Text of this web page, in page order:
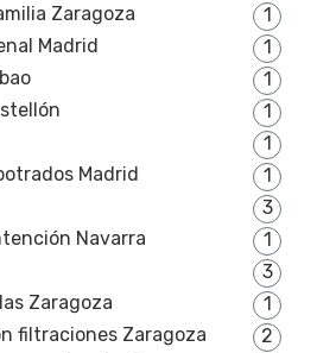
Zaragoza
1
Madrid
1
1
1
1
Madrid
1
3
Navarra
1
3
Zaragoza
1
filtraciones Zaragoza
2